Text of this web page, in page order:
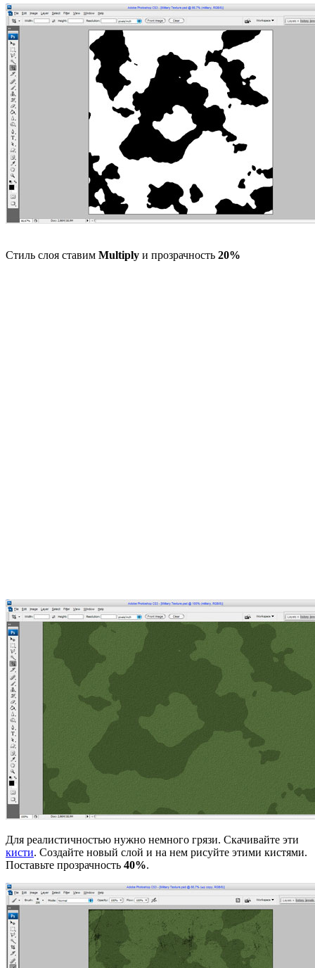
Стиль слоя ставим Multiply и прозрачность 20%
Для реалистичностью нужно немного грязи. Скачивайте эти
кисти. Создайте новый слой и на нем рисуйте этими кистями.
Поставьте прозрачность 40%.